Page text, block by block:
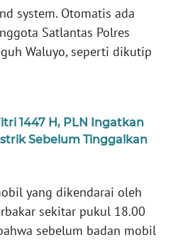
system. Otomatis ada
Satlantas Polres
Waluyo, seperti dikutip
1447 H, PLN Ingatkan
Sebelum Tinggalkan
yang dikendarai oleh
sekitar pukul 18.00
sebelum badan mobil